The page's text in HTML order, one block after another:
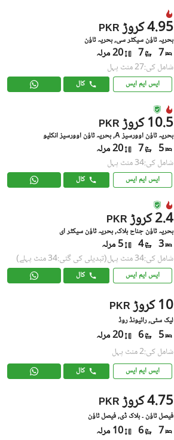
PKR 4.95 کروڑ
بحریہ ٹاؤن سیکٹر سی, بحریہ ٹاؤن
7
7 20 مرلہ
شامل کی:27 منٹ پہل
ایس ایم ایس کال
PKR 10.5 کروڑ
بحریہ ٹاؤن اوورسیز A, بحریہ ٹاؤن اوورسیز انکلیو
5
7 20 مرلہ
شامل کی:34 منٹ پہل
ایس ایم ایس کال
PKR 2.4 کروڑ
بحریہ ٹاؤن جناح بلاک, بحریہ ٹاؤن سیکٹر ای
3
4 5 مرلہ
شامل کی:34 منٹ پہل (تبدیلی کی گئی:34 منٹ پہلے)
ایس ایم ایس کال
PKR 10 کروڑ
لیک سٹی, رائیونڈ روڈ
5
6 20 مرلہ
شامل کی:2 منٹ پہل
ایس ایم ایس کال
PKR 4.75 کروڑ
فیصل ٹاؤن ۔ بلاک ڈی, فیصل ٹاؤن
7
6 10 مرلہ